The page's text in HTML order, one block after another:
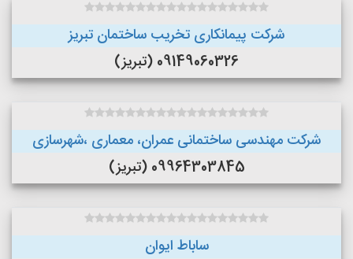
شرکت پیمانکاری تخریب ساختمان تبریز
09149060326 (تبریز)
شرکت مهندسی ساختمانی عمران، معماری ،شهرسازی
09964303845 (تبریز)
ساباط ایوان